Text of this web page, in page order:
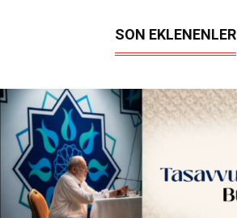
SON EKLENENLER